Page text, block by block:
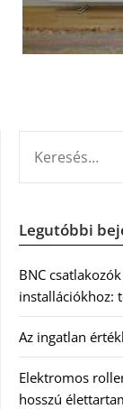
Legutóbbi
BNC
installációkhoz:
Az ingatlan
Elektromos
hosszú